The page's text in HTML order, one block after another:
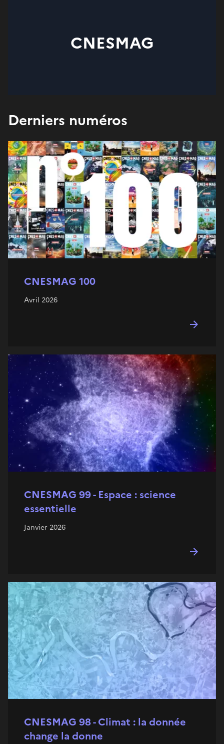
CNESMAG
Derniers numéros
CNESMAG 100
Avril 2026
CNESMAG 99 - Espace : science
essentielle
Janvier 2026
CNESMAG 98 - Climat : la donnée
change la donne